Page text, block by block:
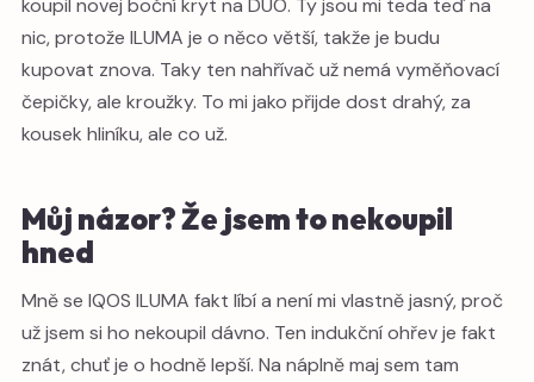
nic, protože ILUMA je o něco větší, takže je budu
kupovat znova. Taky ten nahřívač už nemá vyměňovací
čepičky, ale kroužky. To mi jako přijde dost drahý, za
kousek hliníku, ale co už.
Můj názor? Že jsem to nekoupil
hned
Mně se IQOS ILUMA fakt líbí a není mi vlastně jasný, proč
už jsem si ho nekoupil dávno. Ten indukční ohřev je fakt
znát, chuť je o hodně lepší. Na náplně maj sem tam